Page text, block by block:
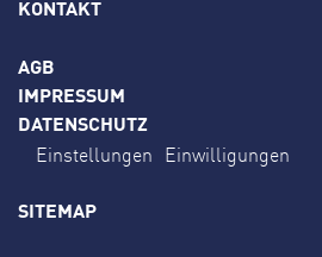
KONTAKT
AGB
IMPRESSUM
DATENSCHUTZ
Einstellungen Einwilligungen
SITEMAP